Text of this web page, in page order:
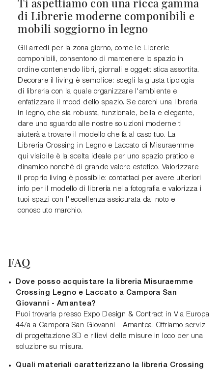
di Librerie moderne componibili e
mobili soggiorno in legno
Gli arredi per la zona giorno, come le Librerie
componibili, consentono di mantenere lo spazio in
ordine contenendo libri, giornali e oggettistica assortita.
Decorare il living è semplice: scegli la giusta tipologia
di libreria con la quale organizzare l'ambiente e
enfatizzare il mood dello spazio. Se cerchi una libreria
in legno, che sia robusta, funzionale, bella e elegante,
dare uno sguardo alle nostre soluzioni moderne ti
aiuterà a trovare il modello che fa al caso tuo. La
Libreria Crossing in Legno e Laccato di Misuraemme
qui visibile è la scelta ideale per uno spazio pratico e
dinamico nonché di grande valore estetico. Valorizzare
il proprio living è possibile: contattaci per avere ulteriori
info per il modello di libreria nella fotografia e valorizza i
tuoi spazi con l'eccellenza assicurata dal noto e
conosciuto marchio.
FAQ
Dove posso acquistare la libreria Misuraemme
Crossing Legno e Laccato a Campora San
Giovanni - Amantea?
Puoi trovarla presso Expo Design & Contract in Via Europa
44/a a Campora San Giovanni - Amantea. Offriamo servizi
di progettazione 3D e rilievi delle misure in loco per una
soluzione su misura.
Quali materiali caratterizzano la libreria Crossing